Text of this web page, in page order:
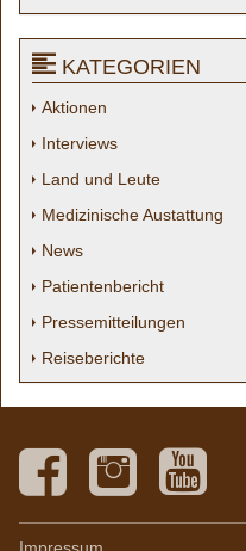
KATEGORIEN
Aktionen
Interviews
Land und Leute
Medizinische Austattung
News
Patientenbericht
Pressemitteilungen
Reiseberichte